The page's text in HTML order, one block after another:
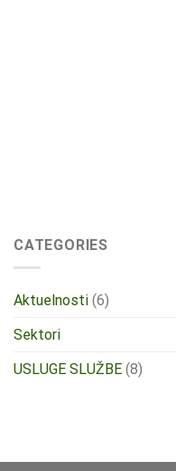
CATEGORIES
Aktuelnosti (6)
Sektori
USLUGE SLUŽBE (8)